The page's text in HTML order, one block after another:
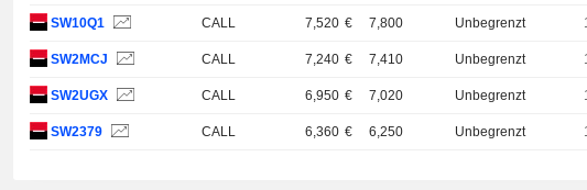
SW10Q1 CALL 7,520 € 7,800 Unbegrenzt
SW2MCJ CALL 7,240 € 7,410 Unbegrenzt
SW2UGX CALL 6,950 € 7,020 Unbegrenzt
SW2379 CALL 6,360 € 6,250 Unbegrenzt